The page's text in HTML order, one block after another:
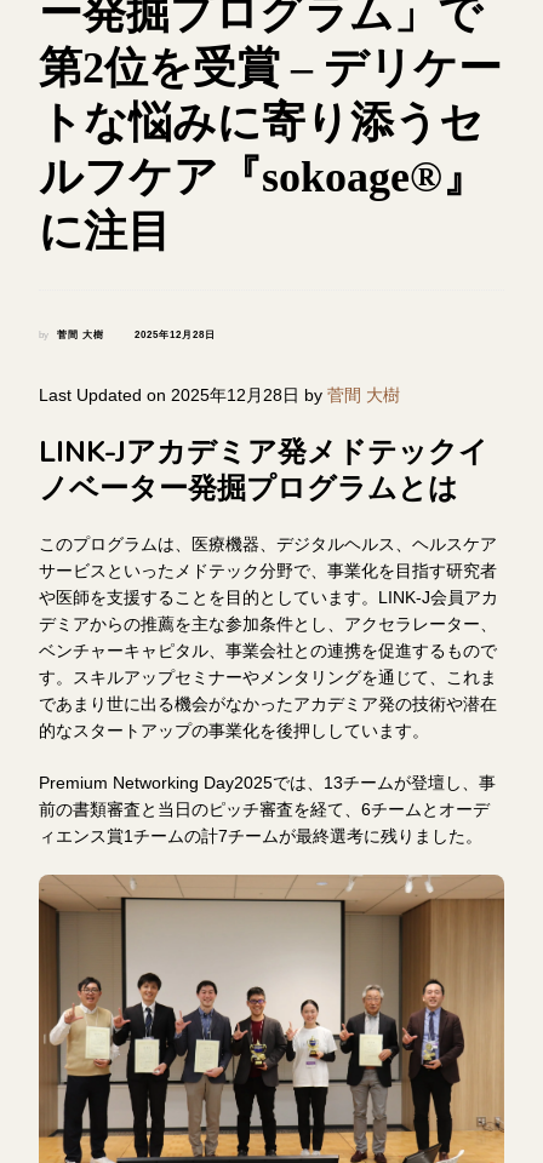
ー発掘プログラム」で
第2位を受賞 – デリケー
トな悩みに寄り添うセ
ルフケア『sokoage®』
に注目
by 菅間 大樹 2025年12月28日
Last Updated on 2025年12月28日 by 菅間 大樹
LINK-Jアカデミア発メドテックイ
ノベーター発掘プログラムとは
このプログラムは、医療機器、デジタルヘルス、ヘルスケア
サービスといったメドテック分野で、事業化を目指す研究者
や医師を支援することを目的としています。LINK-J会員アカ
デミアからの推薦を主な参加条件とし、アクセラレーター、
ベンチャーキャピタル、事業会社との連携を促進するもので
す。スキルアップセミナーやメンタリングを通じて、これま
であまり世に出る機会がなかったアカデミア発の技術や潜在
的なスタートアップの事業化を後押ししています。
Premium Networking Day2025では、13チームが登壇し、事
前の書類審査と当日のピッチ審査を経て、6チームとオーデ
ィエンス賞1チームの計7チームが最終選考に残りました。